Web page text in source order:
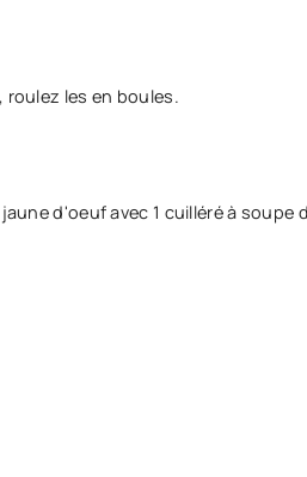
les en boules.
d'oeuf avec 1 cuilléré à